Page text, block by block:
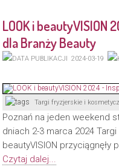
LOOK i
dla Branży Beauty
2024-03-19
Targi fryzjerskie i
Poznań na jeden weekend
dniach 2-3 marca 2024
beautyVISION
Czytaj dalej...